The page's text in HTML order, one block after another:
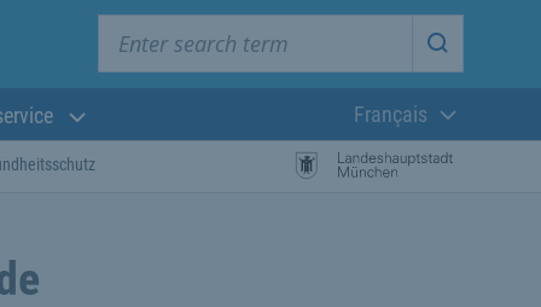
Start
Langue
Français